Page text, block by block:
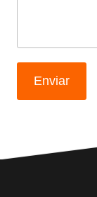
Enviar